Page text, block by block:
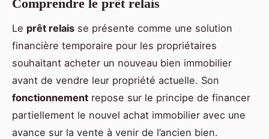
Comprendre le prêt relais
Le prêt relais se présente comme une solution
financière temporaire pour les propriétaires
souhaitant acheter un nouveau bien immobilier
avant de vendre leur propriété actuelle. Son
fonctionnement repose sur le principe de financer
partiellement le nouvel achat immobilier avec une
avance sur la vente à venir de l’ancien bien.